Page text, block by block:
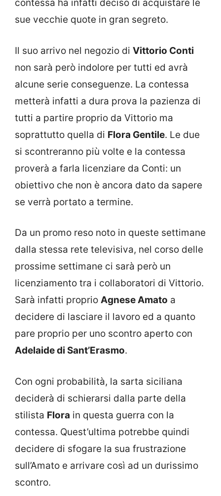
contessa ha infatti deciso di acquistare le
sue vecchie quote in gran segreto.
Il suo arrivo nel negozio di Vittorio Conti
non sarà però indolore per tutti ed avrà
alcune serie conseguenze. La contessa
metterà infatti a dura prova la pazienza di
tutti a partire proprio da Vittorio ma
soprattutto quella di Flora Gentile. Le due
si scontreranno più volte e la contessa
proverà a farla licenziare da Conti: un
obiettivo che non è ancora dato da sapere
se verrà portato a termine.
Da un promo reso noto in queste settimane
dalla stessa rete televisiva, nel corso delle
prossime settimane ci sarà però un
licenziamento tra i collaboratori di Vittorio.
Sarà infatti proprio Agnese Amato a
decidere di lasciare il lavoro ed a quanto
pare proprio per uno scontro aperto con
Adelaide di Sant’Erasmo.
Con ogni probabilità, la sarta siciliana
deciderà di schierarsi dalla parte della
stilista Flora in questa guerra con la
contessa. Quest’ultima potrebbe quindi
decidere di sfogare la sua frustrazione
sull’Amato e arrivare così ad un durissimo
scontro.